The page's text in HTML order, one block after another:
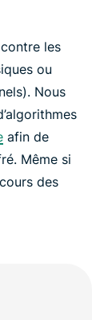
les
ou
Nous
afin de
Même si
des